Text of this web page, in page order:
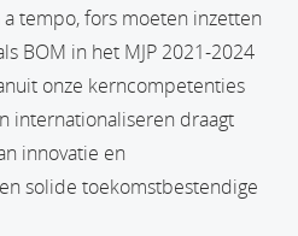
tempo, fors moeten inzetten
BOM in het MJP 2021-2024
onze kerncompetenties
internationaliseren draagt
innovatie en
solide toekomstbestendige